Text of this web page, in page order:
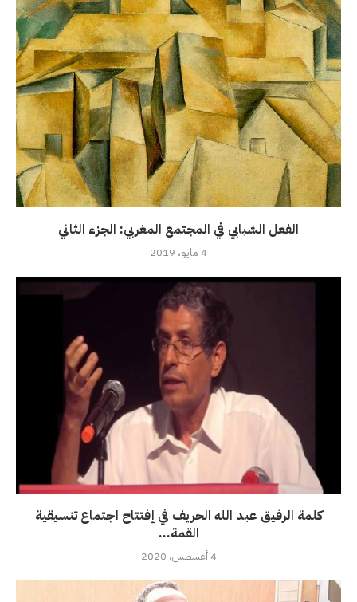
الفعل الشبابي في المجتمع المغربي: الجزء الثاني
4 مايو، 2019
كلمة الرفيق عبد الله الحريف في إفتتاح اجتماع تنسيقية
القمة...
4 أغسطس، 2020